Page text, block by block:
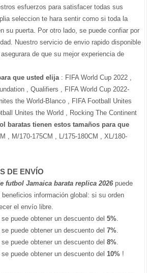
esfuerzos para satisfacer todas sus
seleccion te hara sentir como si toda la
su puerta. Por otro lado, se puede confiar por
Nuestro servicio de envio rapido disponible
de que su mejor experiencia de
que usted elija: FIFA World Cup 2022 ,
, Qualifiers , FIFA World Cup 2022-
the World-Blanco , FIFA Football Unites
Unites the World , Rocking The Continent
baratas tienen estos tamaños para que
, M/170-175CM , L/175-180CM , XL/180-
DE ENVÍO
futbol Jamaica barata replica 2026 puede
información global: si su orden
el envío libre.
se puede obtener un descuento del 5%.
se puede obtener un descuento del 7%.
se puede obtener un descuento del 8%.
se puede obtener un descuento del 10% !